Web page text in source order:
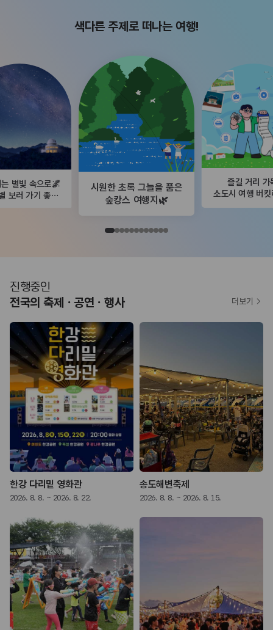
색다른 주제로 떠나는 여행!
별빛 속으로🌌
보러 가기 좋은
시원한 초록 그늘을 품은
숲캉스 여행지🌿
즐길 거리 가
소도시 여행 버킷
진행중인
전국의 축제ㆍ공연ㆍ행사
한강 다리밑 영화관
2026. 8. 8. ~ 2026. 8. 22.
송도해변축제
2026. 8. 8. ~ 2026. 8. 15.
더보기